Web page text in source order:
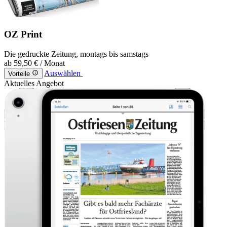
OZ Print
Die gedruckte Zeitung, montags bis samstags
ab 59,50 € / Monat
Vorteile
Auswählen
Aktuelles Angebot